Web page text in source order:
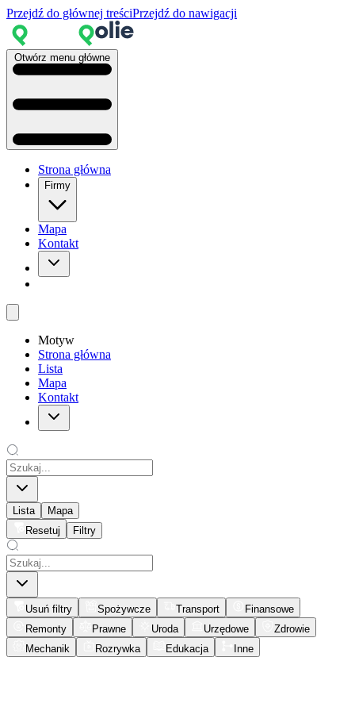
Przejdź do głównej treściPrzejdź do nawigacji
Otwórz menu główne
Strona główna
Firmy
Mapa
Kontakt
Motyw
Strona główna
Lista
Mapa
Kontakt
Lista
Mapa
Resetuj
Filtry
Usuń filtry Spożywcze Transport
Finansowe
Remonty
Prawne Uroda Urzędowe
Zdrowie
Mechanik
Rozrywka Edukacja Inne